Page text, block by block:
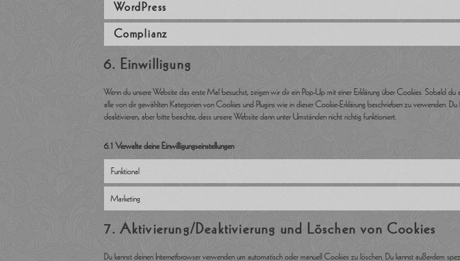
WordPress
Complianz
6. Einwilligung
Wenn du unsere Website das erste Mal besuchst, zeigen wir dir ein Pop-Up mit einer Erklärung über Cookies. Sobald du
alle von dir gewählten Kategorien von Cookies und Plugins wie in dieser Cookie-Erklärung beschrieben zu verwenden.
deaktivieren, aber bitte beachte, dass unsere Website dann unter Umständen nicht richtig funktioniert.
6.1 Verwalte deine Einwilligungseinstellungen
Funktional
Marketing
7. Aktivierung/Deaktivierung und Löschen von Cookies
Du kannst deinen Internetbrowser verwenden um automatisch oder manuell Cookies zu löschen. Du kannst außerdem